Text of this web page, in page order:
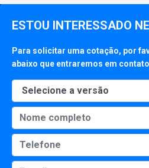
ESTOU INTERESSADO
Para solicitar uma cotação, por
abaixo que entraremos em